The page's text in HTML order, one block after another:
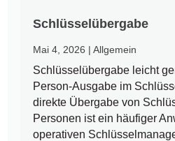
Schlüsselübergabe
Mai 4, 2026 |Allgemein
Schlüsselübergabe leicht
Person-Ausgabe im
direkte Übergabe von
Personen ist ein häufiger
operativen